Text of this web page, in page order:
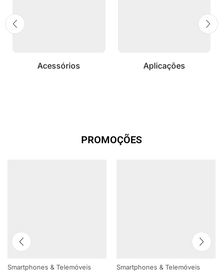
Acessórios Aplicações
PROMOÇÕES
Smartphones & Telemóveis Smartphones & Telemóveis